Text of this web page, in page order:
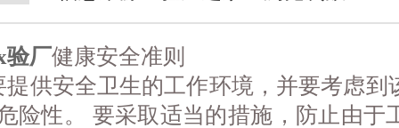
验厂健康安全准则
提供安全卫生的工作环境，并要考虑到
险性。 要采取适当的措施，防止由于